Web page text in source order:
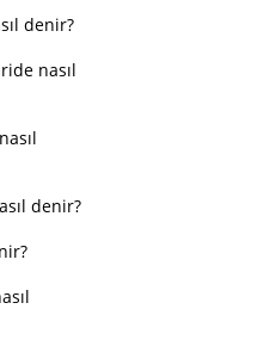
denir?
nasıl
denir?